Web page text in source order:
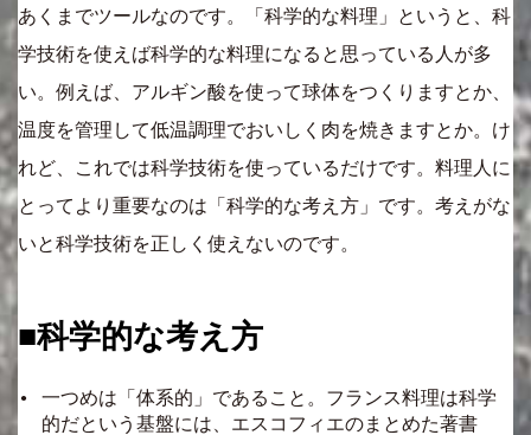
あくまでツールなのです。「科学的な料理」というと、科
学技術を使えば科学的な料理になると思っている人が多
い。例えば、アルギン酸を使って球体をつくりますとか、
温度を管理して低温調理でおいしく肉を焼きますとか。け
れど、これでは科学技術を使っているだけです。料理人に
とってより重要なのは「科学的な考え方」です。考えがな
いと科学技術を正しく使えないのです。
■科学的な考え方
一つめは「体系的」であること。フランス料理は科学
的だという基盤には、エスコフィエのまとめた著書